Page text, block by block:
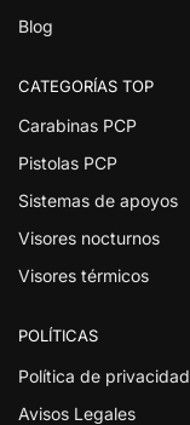
Blog
CATEGORÍAS TOP
Carabinas PCP
Pistolas PCP
Sistemas de apoyos
Visores nocturnos
Visores térmicos
POLÍTICAS
Política de privacidad
Avisos Legales